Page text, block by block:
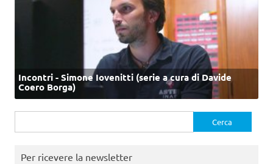
Incontri - Simone Iovenitti (serie a cura di Davide
Coero Borga)
per:
Per ricevere la newsletter